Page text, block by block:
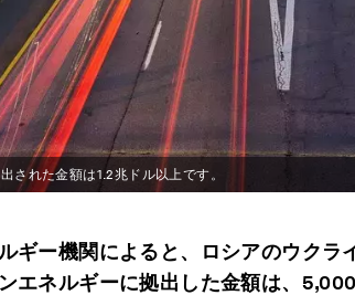
された金額は1.2兆ドル以上です。
ギー機関によると、ロシアのウクラ
エネルギーに拠出した金額は、